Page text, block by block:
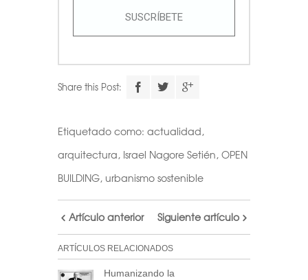
SUSCRÍBETE
Share this Post:
Etiquetado como: actualidad,
arquitectura, Israel Nagore Setién, OPEN
BUILDING, urbanismo sostenible
Artículo anterior Siguiente artículo
ARTÍCULOS RELACIONADOS
Humanizando la